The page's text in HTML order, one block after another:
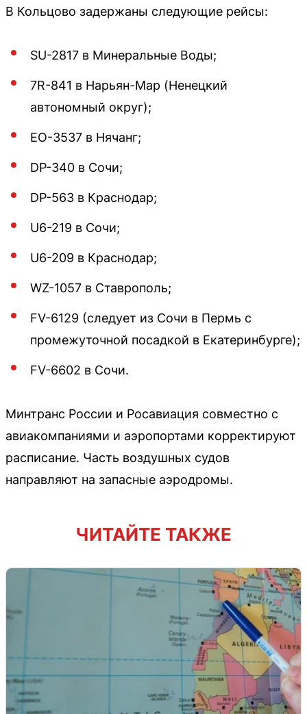
В Кольцово задержаны следующие рейсы:
SU-2817 в Минеральные Воды;
7R-841 в Нарьян-Мар (Ненецкий
автономный округ);
EO-3537 в Нячанг;
DP-340 в Сочи;
DP-563 в Краснодар;
U6-219 в Сочи;
U6-209 в Краснодар;
WZ-1057 в Ставрополь;
FV-6129 (следует из Сочи в Пермь с
промежуточной посадкой в Екатеринбурге);
FV-6602 в Сочи.
Минтранс России и Росавиация совместно с
авиакомпаниями и аэропортами корректируют
расписание. Часть воздушных судов
направляют на запасные аэродромы.
ЧИТАЙТЕ ТАКЖЕ